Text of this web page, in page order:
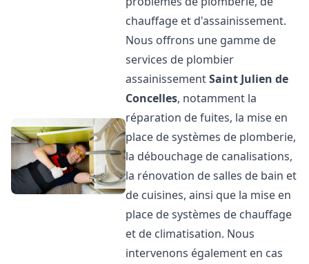
chauffage et d'assainissement.
Nous offrons une gamme de
services de plombier
assainissementSaint Julien de
Concelles, notamment la
réparation de fuites, la mise en
place de systèmes de plomberie,
la débouchage de canalisations,
la rénovation de salles de bain et
de cuisines, ainsi que la mise en
place de systèmes de chauffage
et de climatisation. Nous
intervenons également en cas